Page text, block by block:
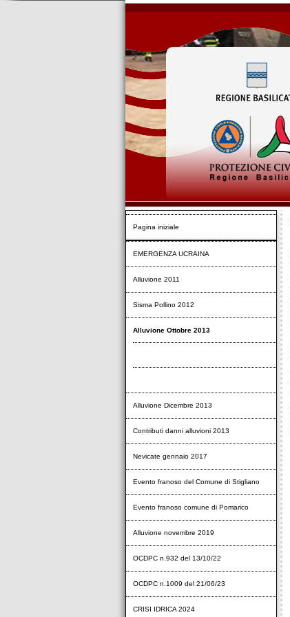
Pagina iniziale
EMERGENZA UCRAINA
Alluvione 2011
Sisma Pollino 2012
Alluvione Ottobre 2013
Alluvione Dicembre 2013
Contributi danni alluvioni 2013
Nevicate gennaio 2017
Evento franoso del Comune di Stigliano
Evento franoso comune di Pomarico
Alluvione novembre 2019
OCDPC n.932 del 13/10/22
OCDPC n.1009 del 21/06/23
CRISI IDRICA 2024